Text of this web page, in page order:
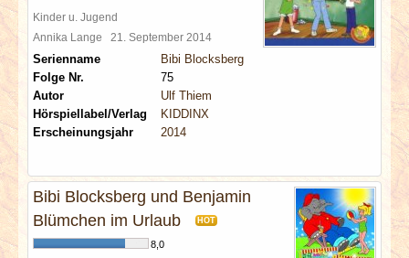
Kinder u. Jugend
Annika Lange 21. September 2014
Serienname
Bibi Blocksberg
Folge Nr.
75
Autor
Ulf Thiem
Hörspiellabel/Verlag
KIDDINX
Erscheinungsjahr
2014
Bibi Blocksberg und Benjamin
Blümchen im Urlaub
HOT
8,0